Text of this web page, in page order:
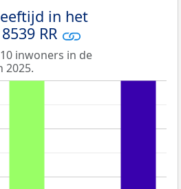
in het
RR
inwoners in de
2025.